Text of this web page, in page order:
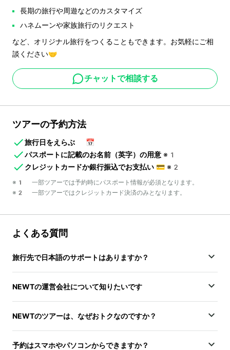
長期の旅行や周遊などのカスタマイズ
ハネムーンや家族旅行のリクエスト
など、オリジナル旅行をつくることもできます。お気軽にご相
談ください🤝
チャットで相談する
ツアーの予約方法
旅行日をえらぶ
📅
パスポートに記載のお名前（英字）の用意 ※1
クレジットカードか銀行振込でお支払い 💳 ※2
※1 一部ツアーでは予約時にパスポート情報が必須となります。
※2 一部ツアーではクレジットカード決済のみとなります。
よくある質問
旅行先で日本語のサポートはありますか？
NEWTの運営会社について知りたいです
NEWTのツアーは、なぜおトクなのですか？
予約はスマホやパソコンからできますか？